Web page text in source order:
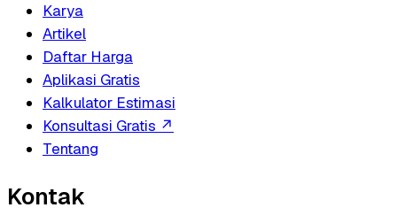
Karya
Artikel
Daftar Harga
Aplikasi Gratis
Kalkulator Estimasi
Konsultasi Gratis ↗
Tentang
Kontak